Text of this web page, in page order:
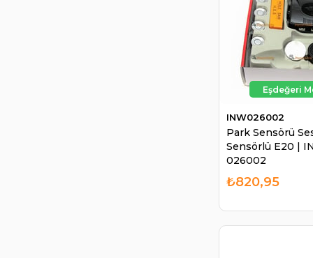
Park Sensörü
Sensörlü E20 |
026002
INW026002
₺820,95